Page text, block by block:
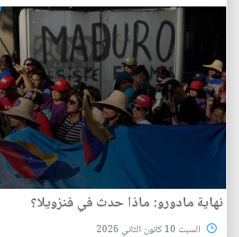
نهاية مادورو: ماذا حدث في فنزويلا؟
السبت 10 كانون الثاني 2026